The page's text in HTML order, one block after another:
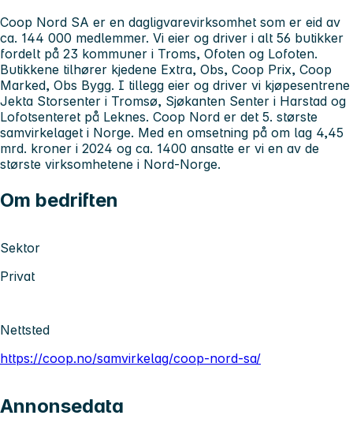
Coop Nord SA er en dagligvarevirksomhet som er eid av
ca. 144 000 medlemmer. Vi eier og driver i alt 56 butikker
fordelt på 23 kommuner i Troms, Ofoten og Lofoten.
Butikkene tilhører kjedene Extra, Obs, Coop Prix, Coop
Marked, Obs Bygg. I tillegg eier og driver vi kjøpesentrene
Jekta Storsenter i Tromsø, Sjøkanten Senter i Harstad og
Lofotsenteret på Leknes. Coop Nord er det 5. største
samvirkelaget i Norge. Med en omsetning på om lag 4,45
mrd. kroner i 2024 og ca. 1400 ansatte er vi en av de
største virksomhetene i Nord-Norge.
Om bedriften
Sektor
Privat
Nettsted
https://coop.no/samvirkelag/coop-nord-sa/
Annonsedata